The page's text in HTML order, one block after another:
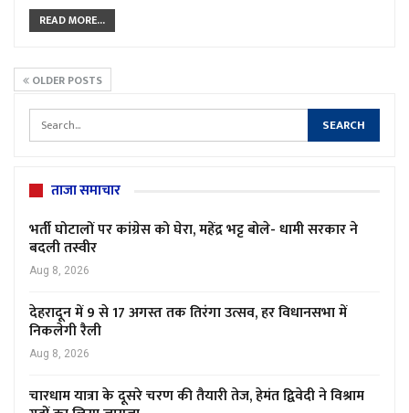
READ MORE...
OLDER POSTS
ताजा समाचार
भर्ती घोटालों पर कांग्रेस को घेरा, महेंद्र भट्ट बोले- धामी सरकार ने
बदली तस्वीर
Aug 8, 2026
देहरादून में 9 से 17 अगस्त तक तिरंगा उत्सव, हर विधानसभा में
निकलेगी रैली
Aug 8, 2026
चारधाम यात्रा के दूसरे चरण की तैयारी तेज, हेमंत द्विवेदी ने विश्राम